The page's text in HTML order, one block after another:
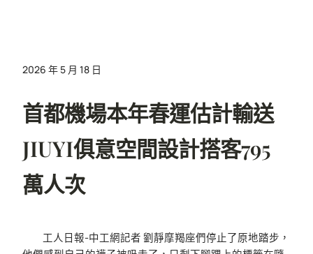
2026 年 5 月 18 日
首都機場本年春運估計輸送
JIUYI俱意空間設計搭客795
萬人次
工人日報-中工網記者 劉靜摩羯座們停止了原地踏步，